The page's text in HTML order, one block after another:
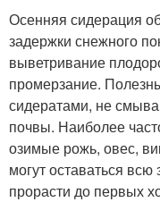
Осенняя сидерация
задержки снежного
выветривание
промерзание.
сидератами, не
почвы. Наиболее
озимые рожь, овес,
могут оставаться
прорасти до первых